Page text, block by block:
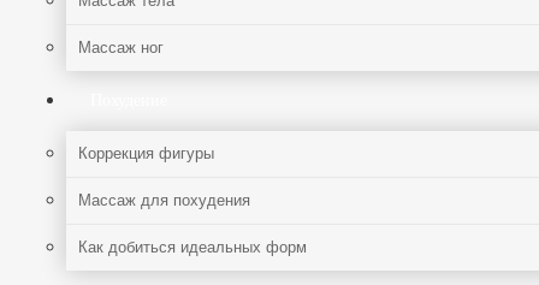
Массаж ног
Коррекция фигуры
Массаж для похудения
Как добиться идеальных форм